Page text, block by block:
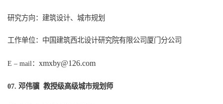
研究方向：建筑设计、城市规划
工作单位： 中国建筑西北设计研究院有限公司厦门分公司
E – mail： xmxby@126.com
07. 邓伟骥 教授级高级城市规划师